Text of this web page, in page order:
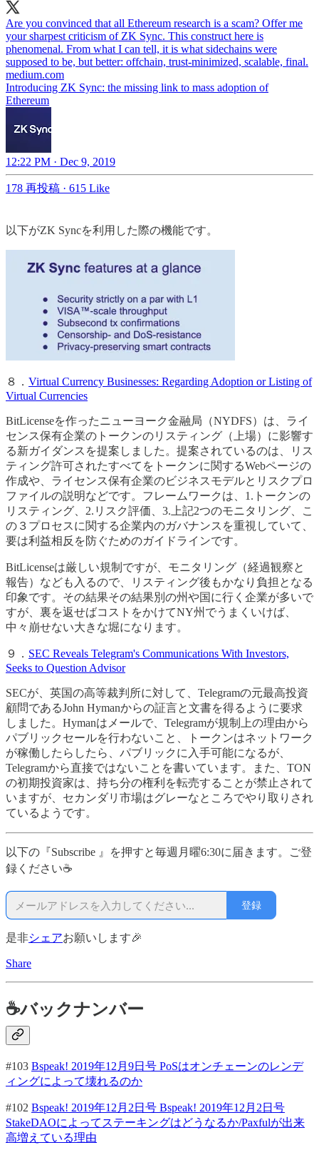
Are you convinced that all Ethereum research is a scam? Offer me
your sharpest criticism of ZK Sync. This construct here is
phenomenal. From what I can tell, it is what sidechains were
supposed to be, but better: offchain, trust-minimized, scalable, final.
medium.com
Introducing ZK Sync: the missing link to mass adoption of
Ethereum
12:22 PM · Dec 9, 2019
178 再投稿 · 615 Like
以下がZK Syncを利用した際の機能です。
８． Virtual Currency Businesses: Regarding Adoption or Listing of
Virtual Currencies
BitLicenseを作ったニューヨーク金融局（NYDFS）は、ライ
センス保有企業のトークンのリスティング（上場）に影響す
る新ガイダンスを提案しました。提案されているのは、リス
ティング許可されたすべてをトークンに関するWebページの
作成や、ライセンス保有企業のビジネスモデルとリスクプロ
ファイルの説明などです。フレームワークは、1.トークンの
リスティング、2.リスク評価、3.上記2つのモニタリング、こ
の３プロセスに関する企業内のガバナンスを重視していて、
要は利益相反を防ぐためのガイドラインです。
BitLicenseは厳しい規制ですが、モニタリング（経過観察と
報告）なども入るので、リスティング後もかなり負担となる
印象です。その結果その結果別の州や国に行く企業が多いで
すが、裏を返せばコストをかけてNY州でうまくいけば、
中々崩せない大きな堀になります。
９． SEC Reveals Telegram's Communications With Investors,
Seeks to Question Advisor
SECが、英国の高等裁判所に対して、Telegramの元最高投資
顧問であるJohn Hymanからの証言と文書を得るように要求
しました。Hymanはメールで、Telegramが規制上の理由から
パブリックセールを行わないこと、トークンはネットワーク
が稼働したらしたら、パブリックに入手可能になるが、
Telegramから直接ではないことを書いています。また、TON
の初期投資家は、持ち分の権利を転売することが禁止されて
いますが、セカンダリ市場はグレーなところでやり取りされ
ているようです。
以下の『Subscribe 』を押すと毎週月曜6:30に届きます。ご登
録ください☕
登録
是非シェアお願いします🎉
Share
☕バックナンバー
#103 Bspeak! 2019年12月9日号 PoSはオンチェーンのレンデ
ィングによって壊れるのか
#102 Bspeak! 2019年12月2日号 Bspeak! 2019年12月2日号
StakeDAOによってステーキングはどうなるか/Paxfulが出来
高増えている理由